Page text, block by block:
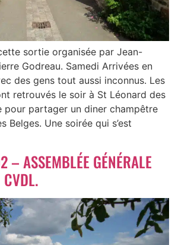
sortie organisée par Jean-
Godreau. Samedi Arrivées en
des gens tout aussi inconnus. Les
retrouvés le soir à St Léonard des
pour partager un diner champêtre
Belges. Une soirée qui s’est
ASSEMBLÉE GÉNÉRALE
CVDL.